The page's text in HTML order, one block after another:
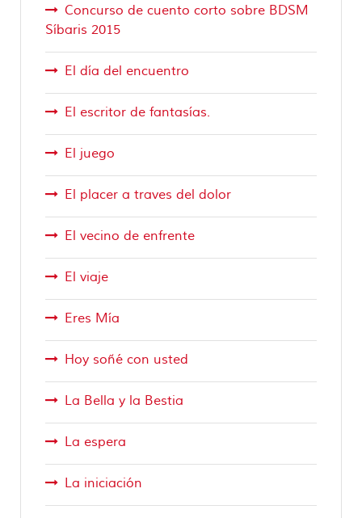
Concurso de cuento corto sobre BDSM
Síbaris 2015
El día del encuentro
El escritor de fantasías.
El juego
El placer a traves del dolor
El vecino de enfrente
El viaje
Eres Mía
Hoy soñé con usted
La Bella y la Bestia
La espera
La iniciación